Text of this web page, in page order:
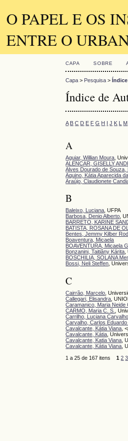
O PAPEL E OS
ENTRE O
CAPA SOBRE
Capa > Pesquisa >
Índice de
A B C D E F G H I J K L M
A
Aguiar, Willian Moura ,
ALENCAR, GISELLY
Alves Dourado de Souza,
Aquino, Kátia Aparecida
Araújo, Claudionete
B
Baleixo, Luciana, UFPA
Barbosa, Denio Alberto,
BARRETO, KARINE
BATISTA, ROSANA DE
Bentes, Jemmy Kilber
Boaventura, Micaela
BOAVENTURA, Micaela
Bonzanini, Taitiâny Kárita,
BOSCHILIA, SOLANA
Bossi, Neli Steffen,
C
Cairrão, Marcelo ,
Callegari, Elisandra ,
Caramanico, Maria Neide
CARMO, Maria C. S.
,
Carrilho, Luciana Carvalho
Carvalho, Carlos Eduardo
Cavalcante, Kátia Viana ,
Cavalcante, Kátia ,
Cavalcante, Katia Viana ,
Cavalcante, Kátia Viana ,
1 a 25 de 167 itens1 2 3